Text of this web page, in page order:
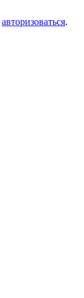
авторизоваться.